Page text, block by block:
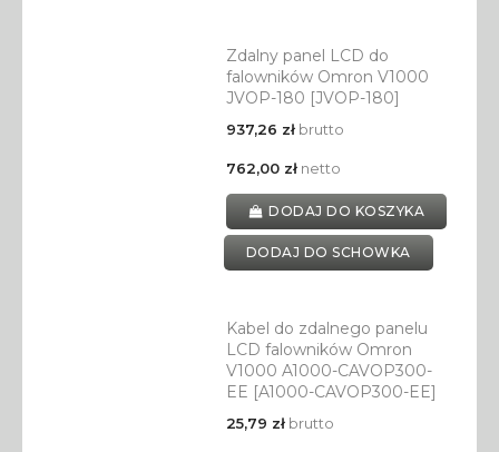
Zdalny panel LCD do
falowników Omron V1000
JVOP-180 [JVOP-180]
937,26 złbrutto
762,00 złnetto
DODAJ DO KOSZYKA
DODAJ DO SCHOWKA
Kabel do zdalnego panelu
LCD falowników Omron
V1000 A1000-CAVOP300-
EE [A1000-CAVOP300-EE]
25,79 złbrutto